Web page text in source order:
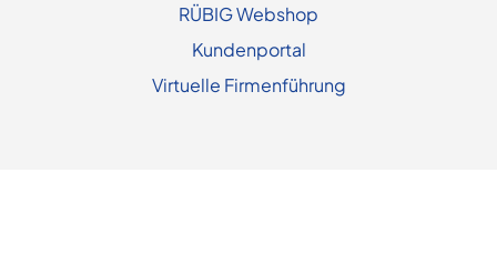
RÜBIG Webshop
Kundenportal
Virtuelle Firmenführung